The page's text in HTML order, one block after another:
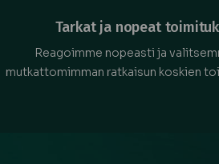
Tarkat ja nopeat
Reagoimme nopeasti ja
mutkattomimman ratkaisun koskien